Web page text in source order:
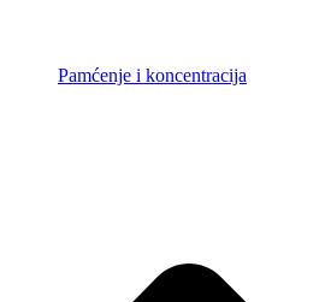
Pamćenje i koncentracija